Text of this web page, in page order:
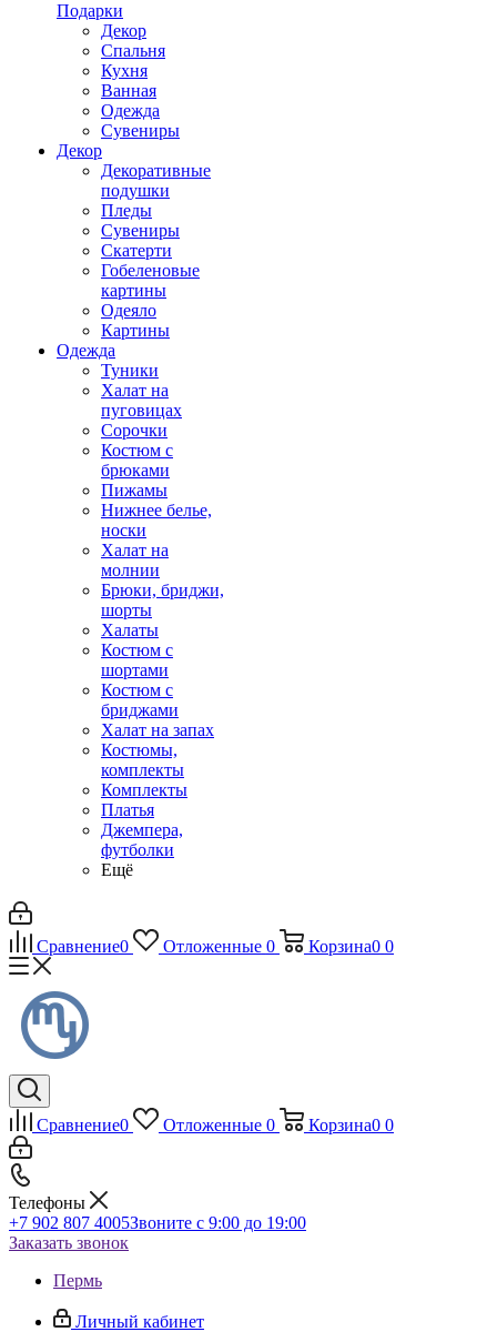
Подарки
Декор
Спальня
Кухня
Ванная
Одежда
Сувениры
Декор
Декоративные
подушки
Пледы
Сувениры
Скатерти
Гобеленовые
картины
Одеяло
Картины
Одежда
Туники
Халат на
пуговицах
Сорочки
Костюм с
брюками
Пижамы
Нижнее белье,
носки
Халат на
молнии
Брюки, бриджи,
шорты
Халаты
Костюм с
шортами
Костюм с
бриджами
Халат на запах
Костюмы,
комплекты
Комплекты
Платья
Джемпера,
футболки
Ещё
Сравнение0 Отложенные 0 Корзина0 0
Сравнение0 Отложенные 0 Корзина0 0
Телефоны
+7 902 807 4005Звоните с 9:00 до 19:00
Заказать звонок
Пермь
Личный кабинет